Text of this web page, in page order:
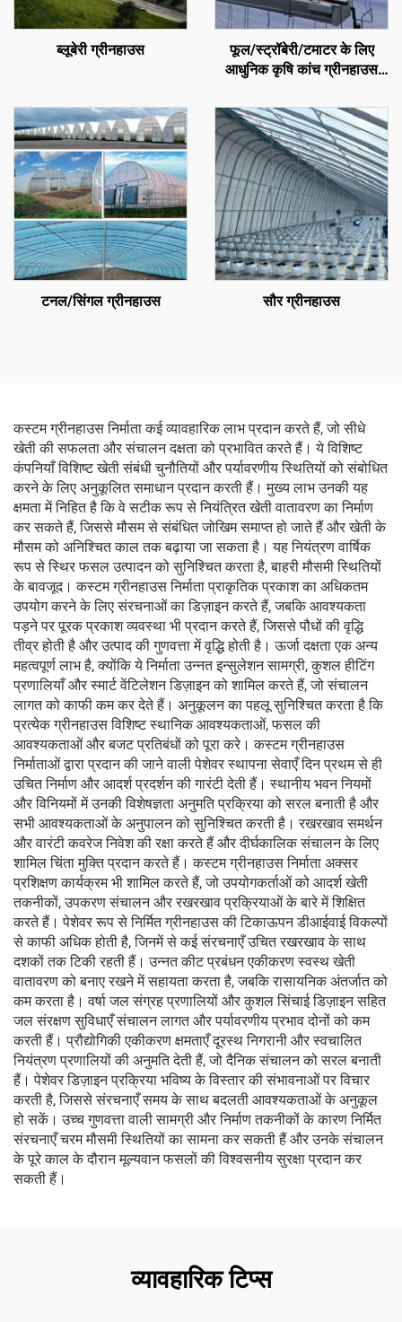
ब्लूबेरी ग्रीनहाउस
फूल/स्ट्रॉबेरी/टमाटर के लिए
आधुनिक कृषि कांच ग्रीनहाउस
छायादान प्रणाली/सिंचाई प्रणाली
हो
टनल/सिंगल ग्रीनहाउस सौर ग्रीनहाउस
कस्टम ग्रीनहाउस निर्माता कई व्यावहारिक लाभ प्रदान करते हैं, जो सीधे
खेती की सफलता और संचालन दक्षता को प्रभावित करते हैं। ये विशिष्ट
कंपनियाँ विशिष्ट खेती संबंधी चुनौतियों और पर्यावरणीय स्थितियों को संबोधित
करने के लिए अनुकूलित समाधान प्रदान करती हैं। मुख्य लाभ उनकी यह
क्षमता में निहित है कि वे सटीक रूप से नियंत्रित खेती वातावरण का निर्माण
कर सकते हैं, जिससे मौसम से संबंधित जोखिम समाप्त हो जाते हैं और खेती के
मौसम को अनिश्चित काल तक बढ़ाया जा सकता है। यह नियंत्रण वार्षिक
रूप से स्थिर फसल उत्पादन को सुनिश्चित करता है, बाहरी मौसमी स्थितियों
के बावजूद। कस्टम ग्रीनहाउस निर्माता प्राकृतिक प्रकाश का अधिकतम
उपयोग करने के लिए संरचनाओं का डिज़ाइन करते हैं, जबकि आवश्यकता
पड़ने पर पूरक प्रकाश व्यवस्था भी प्रदान करते हैं, जिससे पौधों की वृद्धि
तीव्र होती है और उत्पाद की गुणवत्ता में वृद्धि होती है। ऊर्जा दक्षता एक अन्य
महत्वपूर्ण लाभ है, क्योंकि ये निर्माता उन्नत इन्सुलेशन सामग्री, कुशल हीटिंग
प्रणालियाँ और स्मार्ट वेंटिलेशन डिज़ाइन को शामिल करते हैं, जो संचालन
लागत को काफी कम कर देते हैं। अनुकूलन का पहलू सुनिश्चित करता है कि
प्रत्येक ग्रीनहाउस विशिष्ट स्थानिक आवश्यकताओं, फसल की
आवश्यकताओं और बजट प्रतिबंधों को पूरा करे। कस्टम ग्रीनहाउस
निर्माताओं द्वारा प्रदान की जाने वाली पेशेवर स्थापना सेवाएँ दिन प्रथम से ही
उचित निर्माण और आदर्श प्रदर्शन की गारंटी देती हैं। स्थानीय भवन नियमों
और विनियमों में उनकी विशेषज्ञता अनुमति प्रक्रिया को सरल बनाती है और
सभी आवश्यकताओं के अनुपालन को सुनिश्चित करती है। रखरखाव समर्थन
और वारंटी कवरेज निवेश की रक्षा करते हैं और दीर्घकालिक संचालन के लिए
शामिल चिंता मुक्ति प्रदान करते हैं। कस्टम ग्रीनहाउस निर्माता अक्सर
प्रशिक्षण कार्यक्रम भी शामिल करते हैं, जो उपयोगकर्ताओं को आदर्श खेती
तकनीकों, उपकरण संचालन और रखरखाव प्रक्रियाओं के बारे में शिक्षित
करते हैं। पेशेवर रूप से निर्मित ग्रीनहाउस की टिकाऊपन डीआईवाई विकल्पों
से काफी अधिक होती है, जिनमें से कई संरचनाएँ उचित रखरखाव के साथ
दशकों तक टिकी रहती हैं। उन्नत कीट प्रबंधन एकीकरण स्वस्थ खेती
वातावरण को बनाए रखने में सहायता करता है, जबकि रासायनिक अंतर्जात को
कम करता है। वर्षा जल संग्रह प्रणालियों और कुशल सिंचाई डिज़ाइन सहित
जल संरक्षण सुविधाएँ संचालन लागत और पर्यावरणीय प्रभाव दोनों को कम
करती हैं। प्रौद्योगिकी एकीकरण क्षमताएँ दूरस्थ निगरानी और स्वचालित
नियंत्रण प्रणालियों की अनुमति देती हैं, जो दैनिक संचालन को सरल बनाती
हैं। पेशेवर डिज़ाइन प्रक्रिया भविष्य के विस्तार की संभावनाओं पर विचार
करती है, जिससे संरचनाएँ समय के साथ बदलती आवश्यकताओं के अनुकूल
हो सकें। उच्च गुणवत्ता वाली सामग्री और निर्माण तकनीकों के कारण निर्मित
संरचनाएँ चरम मौसमी स्थितियों का सामना कर सकती हैं और उनके संचालन
के पूरे काल के दौरान मूल्यवान फसलों की विश्वसनीय सुरक्षा प्रदान कर
सकती हैं।
व्यावहारिक टिप्स